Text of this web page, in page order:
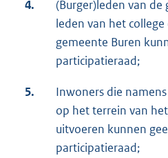
4.
(Burger)leden van
leden van het
gemeente Buren
participatieraad;
5.
Inwoners die
op het terrein van
uitvoeren kunnen
participatieraad;